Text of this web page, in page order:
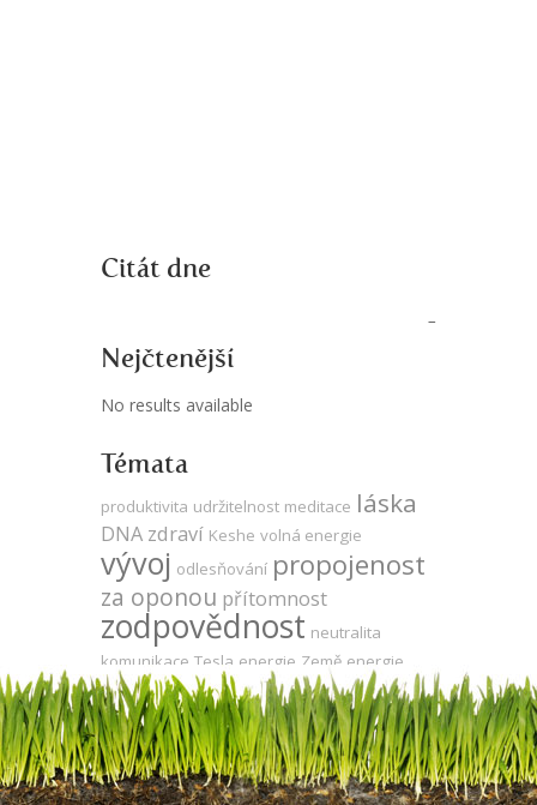
Citát dne
Nejčtenější
No results available
Témata
produktivita udržitelnost meditace láska
DNA zdraví Keshe volná energie
vývoj odlesňování propojenost
za oponou přítomnost
zodpovědnost neutralita
komunikace Tesla energie Země energie
zdarma agrese síla gmo evoluce
sója léčení veganství čas kooperace
utrpenístrachmyslegojedno
vědomíduše vegetariánství